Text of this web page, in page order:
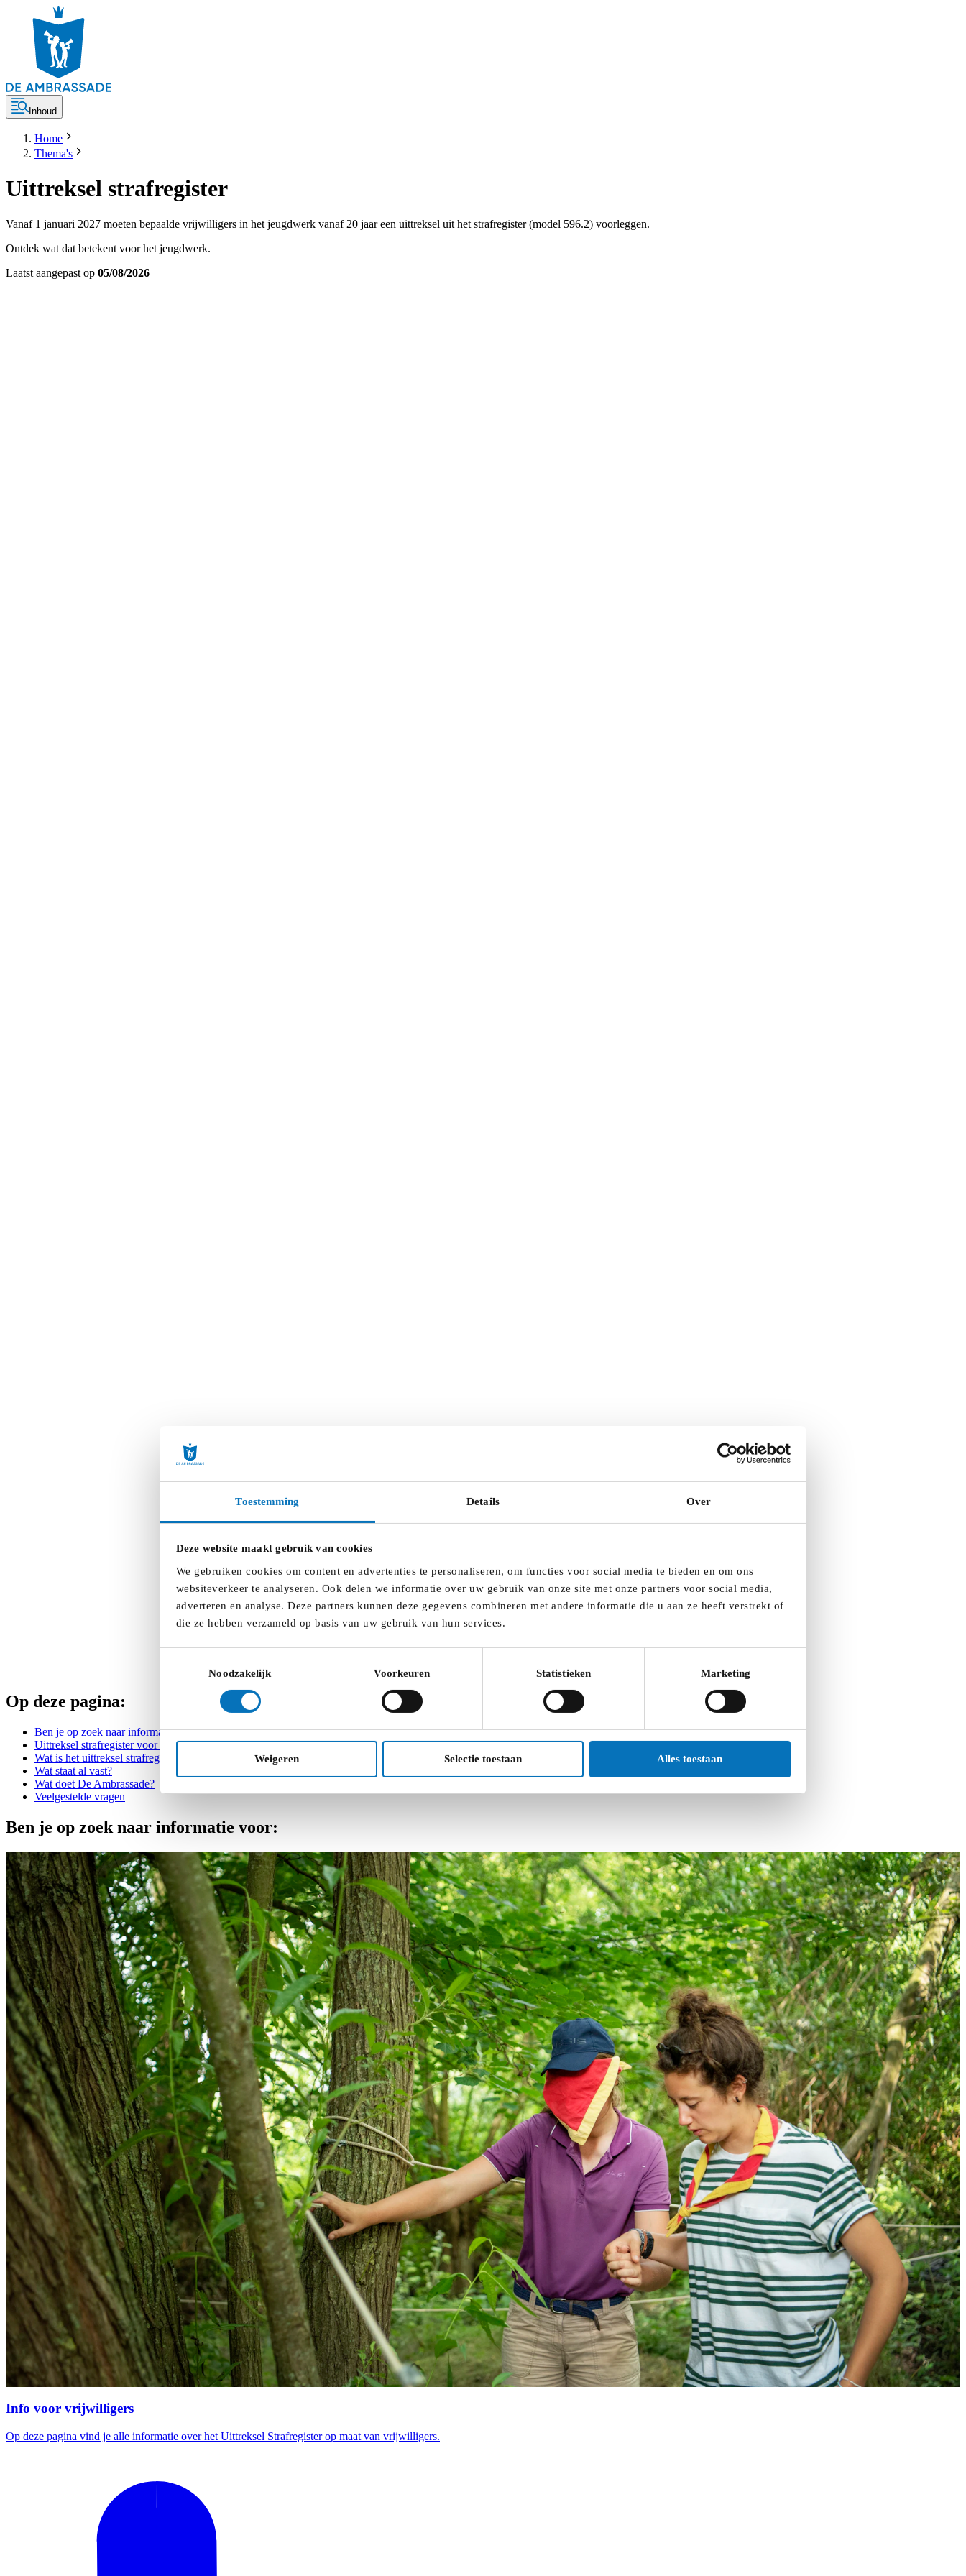
Toestemming Details Over
Deze website maakt gebruik van cookies
We gebruiken cookies om content en advertenties te personaliseren, om functies voor social media te bieden en om ons
websiteverkeer te analyseren. Ook delen we informatie over uw gebruik van onze site met onze partners voor social media,
adverteren en analyse. Deze partners kunnen deze gegevens combineren met andere informatie die u aan ze heeft verstrekt of
die ze hebben verzameld op basis van uw gebruik van hun services.
Noodzakelijk
Voorkeuren Statistieken Marketing
Weigeren Selectie toestaan Alles toestaan
Inhoud
Home
Thema's
Uittreksel strafregister
Vanaf 1 januari 2027 moeten bepaalde vrijwilligers in het jeugdwerk vanaf 20 jaar een uittreksel uit het strafregister (model 596.2) voorleggen.
Ontdek wat dat betekent voor het jeugdwerk.
Laatst aangepast op 05/08/2026
Op deze pagina:
Ben je op zoek naar informatie voor:
Uittreksel strafregister voor vrijwilligers in het jeugdwerk
Wat is het uittreksel strafregister?
Wat staat al vast?
Wat doet De Ambrassade?
Veelgestelde vragen
Ben je op zoek naar informatie voor:
Info voor vrijwilligers
Op deze pagina vind je alle informatie over het Uittreksel Strafregister op maat van vrijwilligers.